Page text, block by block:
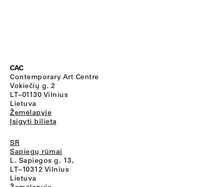
CAC
Contemporary Art Centre
Vokiečių g. 2
LT–01130 Vilnius
Lietuva
Žemėlapyje
Įsigyti bilietą
SR
Sapiegų rūmai
L. Sapiegos g. 13,
LT–10312 Vilnius
Lietuva